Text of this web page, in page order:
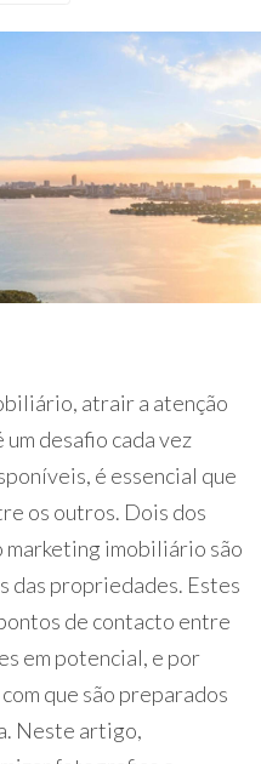
atrair a atenção
desafio cada vez
é essencial que
os outros. Dois dos
marketing imobiliário são
das propriedades. Estes
de contacto entre
em potencial, e por
que são preparados
Neste artigo,